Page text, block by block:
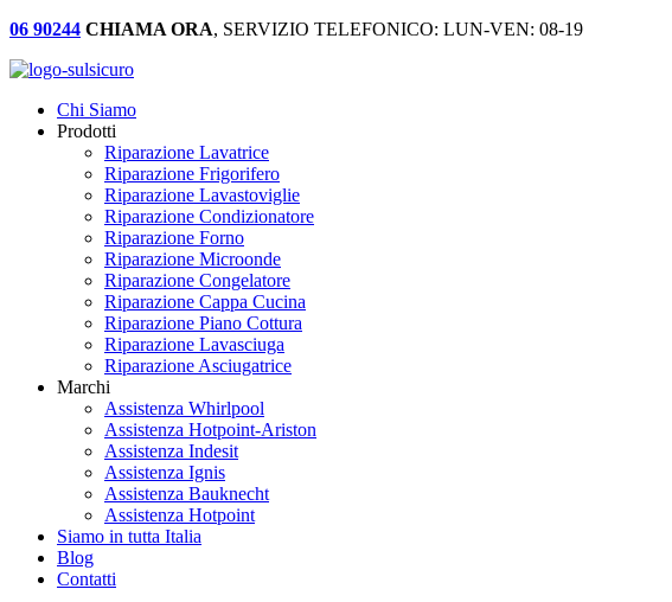
06 90244 CHIAMA ORA, SERVIZIO TELEFONICO: LUN-VEN: 08-19
Chi Siamo
Prodotti
Riparazione Lavatrice
Riparazione Frigorifero
Riparazione Lavastoviglie
Riparazione Condizionatore
Riparazione Forno
Riparazione Microonde
Riparazione Congelatore
Riparazione Cappa Cucina
Riparazione Piano Cottura
Riparazione Lavasciuga
Riparazione Asciugatrice
Marchi
Assistenza Whirlpool
Assistenza Hotpoint-Ariston
Assistenza Indesit
Assistenza Ignis
Assistenza Bauknecht
Assistenza Hotpoint
Siamo in tutta Italia
Blog
Contatti